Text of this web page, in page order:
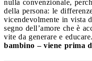
nulla convenzionale,
della persona: le
vicendevolmente in vista
segno dell’amore che è
vite da generare e
bambino – viene prima